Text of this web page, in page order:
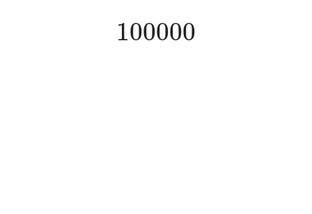
100000
100000